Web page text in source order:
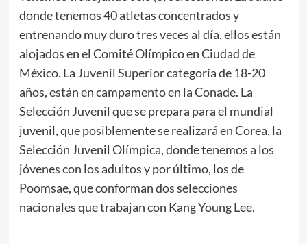
donde tenemos 40 atletas concentrados y
entrenando muy duro tres veces al día, ellos están
alojados en el Comité Olímpico en Ciudad de
México. La Juvenil Superior categoría de 18-20
años, están en campamento en la Conade. La
Selección Juvenil que se prepara para el mundial
juvenil, que posiblemente se realizará en Corea, la
Selección Juvenil Olímpica, donde tenemos a los
jóvenes con los adultos y por último, los de
Poomsae, que conforman dos selecciones
nacionales que trabajan con Kang Young Lee.